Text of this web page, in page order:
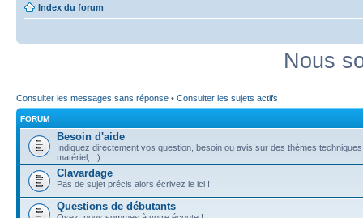
Index du forum
Nous
Consulter les messages sans réponse • Consulter les sujets actifs
FORUM
Besoin d'aide
Indiquez directement vos question, besoin ou avis sur des thèmes
matériel,...)
Clavardage
Pas de sujet précis alors écrivez le ici !
Questions de débutants